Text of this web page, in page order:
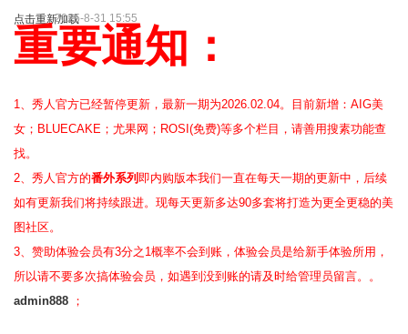
点击重新加载2025-8-31 15:55
重要通知：
1、秀人官方已经暂停更新，最新一期为2026.02.04。目前新增：AIG美
女；BLUECAKE；尤果网；ROSI(免费)等多个栏目，请善用搜素功能查
找。
2、 秀人官方的番外系列 即内购版本我们一直在每天一期的更新中，后续
如有更新我们将持续跟进。现每天更新多达90多套将打造为更全更稳的美
图社区。
3、赞助体验会员有3分之1概率不会到账，体验会员是给新手体验所用，
所以请不要多次搞体验会员，如遇到没到账的请及时给管理员留言。。
admin888 ；